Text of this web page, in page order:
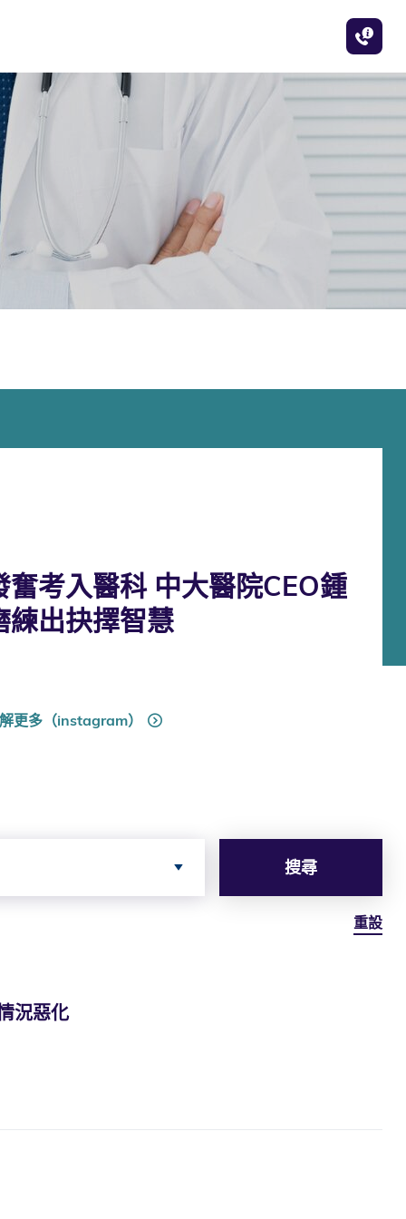
考入醫科 中大醫院CEO鍾
練出抉擇智慧
更多（instagram）
搜尋
重設
況惡化